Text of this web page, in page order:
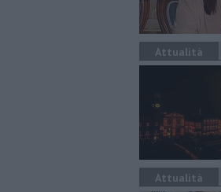
Attualità
Attualità